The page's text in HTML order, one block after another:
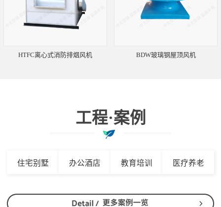
HTFC离心式消防排烟风机 BDW玻璃钢屋顶风机
工程·案例
住宅别墅 办公酒店 教育培训 医疗养老